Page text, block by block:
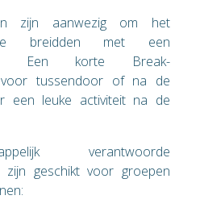
zijn aanwezig om het
breidden met een
Een korte Break-
voor tussendoor of na de
een leuke activiteit na de
verantwoorde
zijn geschikt voor groepen